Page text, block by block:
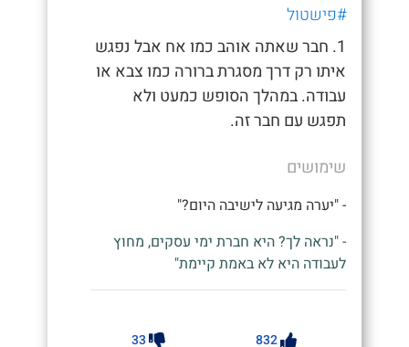
#פישטול
1. חבר שאתה אוהב כמו אח אבל נפגש
איתו רק דרך מסגרת ברורה כמו צבא או
עבודה. במהלך הסופש כמעט ולא
תפגש עם חבר זה.
שימושים
- "יערה מגיעה לישיבה היום?"
- "נראה לך? היא חברת ימי עסקים, מחוץ
לעבודה היא לא באמת קיימת"
832
33